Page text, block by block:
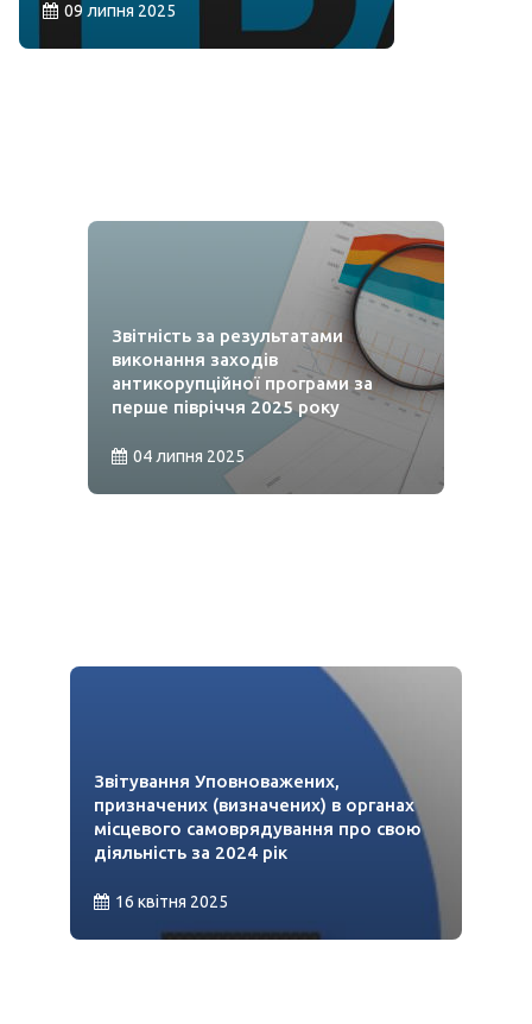
09 липня 2025
Звітність за результатами
виконання заходів
антикорупційної програми за
перше півріччя 2025 року
04 липня 2025
Звітування Уповноважених,
призначених (визначених) в органах
місцевого самоврядування про свою
діяльність за 2024 рік
16 квітня 2025